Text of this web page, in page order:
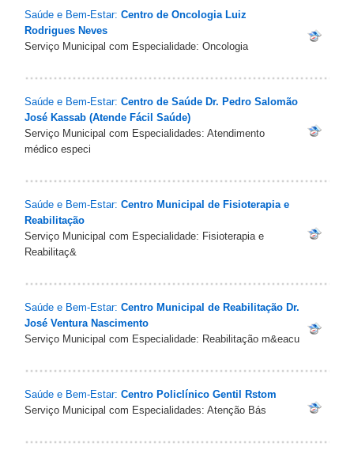
Saúde e Bem-Estar: Centro de Oncologia Luiz
Rodrigues Neves
Serviço Municipal com Especialidade: Oncologia
Saúde e Bem-Estar: Centro de Saúde Dr. Pedro Salomão
José Kassab (Atende Fácil Saúde)
Serviço Municipal com Especialidades: Atendimento
médico especi
Saúde e Bem-Estar: Centro Municipal de Fisioterapia e
Reabilitação
Serviço Municipal com Especialidade: Fisioterapia e
Reabilitaç&
Saúde e Bem-Estar: Centro Municipal de Reabilitação Dr.
José Ventura Nascimento
Serviço Municipal com Especialidade: Reabilitação m&eacu
Saúde e Bem-Estar: Centro Policlínico Gentil Rstom
Serviço Municipal com Especialidades: Atenção Bás